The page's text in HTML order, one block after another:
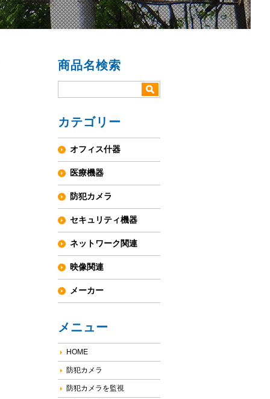
商品名検索
カテゴリー
オフィス什器
医療機器
防犯カメラ
セキュリティ機器
ネットワーク関連
映像関連
メーカー
メニュー
HOME
防犯カメラ
防犯カメラを監視